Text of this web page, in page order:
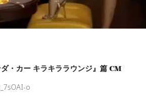
・カー キラキララウンジ』篇 CM
o